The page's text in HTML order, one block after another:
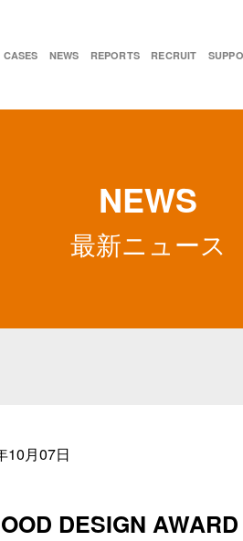
CASES NEWS REPORTS RECRUIT
NEWS
最新ニュース
10月07日
DESIGN